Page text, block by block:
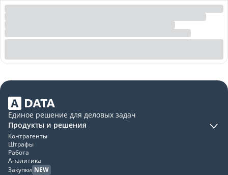
Единое решение для деловых задач
Продукты и решения
Контрагенты
Штрафы
Работа
Аналитика
Закупки NEW